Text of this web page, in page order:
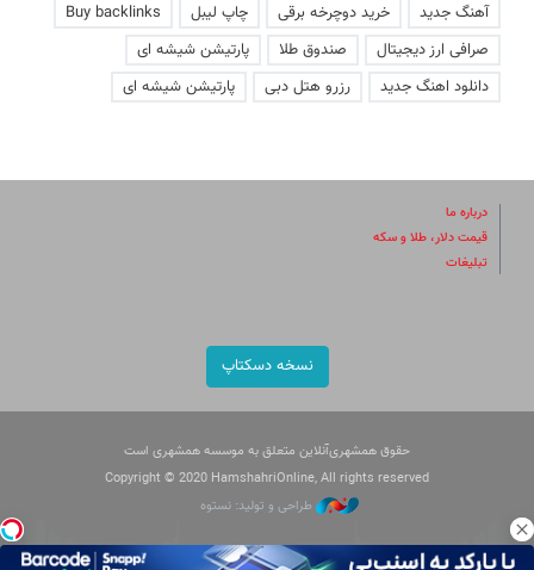
آهنگ جدید
خرید دوچرخه برقی چاپ لیبل
Buy backlinks
صرافی ارز دیجیتال
صندوق طلا
پارتیشن شیشه ای
دانلود اهنگ جدید
رزرو هتل دبی پارتیشن شیشه ای
درباره ما
قیمت دلار، طلا و سکه
تبلیغات
نسخه دسکتاپ
حقوق همشهری‌آنلاین متعلق به موسسه همشهری است
Copyright © 2020 HamshahriOnline, All rights reserved
طراحی و تولید: نستوه